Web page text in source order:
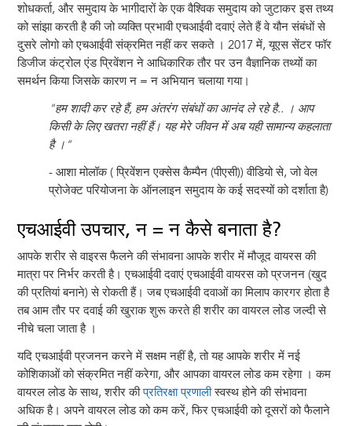
शोधकर्ता, और समुदाय के भागीदारों के एक वैश्विक समुदाय को जुटाकर इस तथ्य
को सांझा करती है की जो व्यक्ति प्रभावी एचआईवी दवाएं लेते हैं वे यौन संबंधों से
दुसरे लोगो को एचआईवी संक्रमित नहीं कर सकते । 2017 में, यूएस सेंटर फॉर
डिजीज कंट्रोल एंड प्रिवेंशन ने आधिकारिक तौर पर उन वैज्ञानिक तथ्यों का
समर्थन किया जिसके कारण न = न अभियान चलाया गया।
"हम शादी कर रहे हैं, हम अंतरंग संबंधों का आनंद ले रहे है.. । आप
किसी के लिए खतरा नहीं हैं। यह मेरे जीवन में अब यही सामान्य कहलाता
है ।"
- आशा मोलॉक ( प्रिवेंशन एक्सेस कैम्पैन (पीएसी)) वीडियो से, जो वेल
प्रोजेक्ट परियोजना के ऑनलाइन समुदाय के कई सदस्यों को दर्शाता है)
एचआईवी उपचार, न = न कैसे बनाता है?
आपके शरीर से वाइरस फैलने की संभावना आपके शरीर में मौजूद वायरस की
मात्रा पर निर्भर करती है। एचआईवी दवाएं एचआईवी वायरस को प्रजनन (खुद
की प्रतियां बनाने) से रोकती हैं। जब एचआईवी दवाओं का मिलाप कारगर होता है
तब आम तौर पर दवाई की खुराक शुरू करते ही शरीर का वायरल लोड जल्दी से
नीचे चला जाता है ।
यदि एचआईवी प्रजनन करने में सक्षम नहीं है, तो यह आपके शरीर में नई
कोशिकाओं को संक्रमित नहीं करेगा, और आपका वायरल लोड कम रहेगा । कम
वायरल लोड के साथ, शरीर कीप्रतिरक्षा प्रणालीस्वस्थ होने की संभावना
अधिक है। अपने वायरल लोड को कम करें, फिर एचआईवी को दूसरों को फैलाने